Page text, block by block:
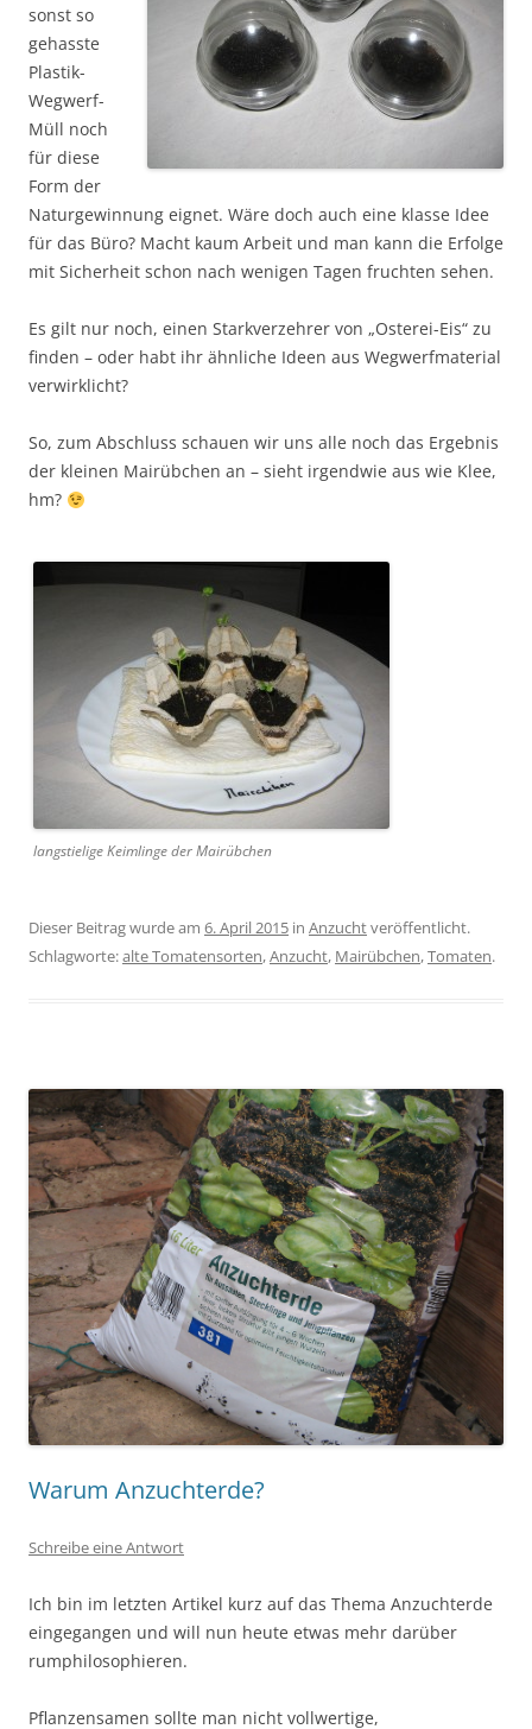
sonst so
gehasste
Plastik-
Wegwerf-
Müll noch
für diese
Form der
Naturgewinnung eignet. Wäre doch auch eine klasse Idee
für das Büro? Macht kaum Arbeit und man kann die Erfolge
mit Sicherheit schon nach wenigen Tagen fruchten sehen.
Es gilt nur noch, einen Starkverzehrer von „Osterei-Eis“ zu
finden – oder habt ihr ähnliche Ideen aus Wegwerfmaterial
verwirklicht?
So, zum Abschluss schauen wir uns alle noch das Ergebnis
der kleinen Mairübchen an – sieht irgendwie aus wie Klee,
hm?
langstielige Keimlinge der Mairübchen
Dieser Beitrag wurde am 6. April 2015 in Anzuchtveröffentlicht.
Schlagworte:alte Tomatensorten,Anzucht, Mairübchen,Tomaten.
Warum Anzuchterde?
Schreibe eine Antwort
Ich bin im letzten Artikel kurz auf das Thema Anzuchterde
eingegangen und will nun heute etwas mehr darüber
rumphilosophieren.
Pflanzensamen sollte man nicht vollwertige,